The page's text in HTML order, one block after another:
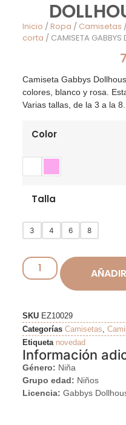
Inicio /Ropa / Camisetas
corta / CAMISETA GABBYS
Camiseta Gabbys
colores, blanco y rosa.
Varias tallas, de la 3 a la 8.
Color
Talla
3 4 6 8
SKU EZ10029
Categorías Camisetas
Etiqueta novedad
Información
Género: Niña
Grupo edad: Niños
Licencia: Gabbys